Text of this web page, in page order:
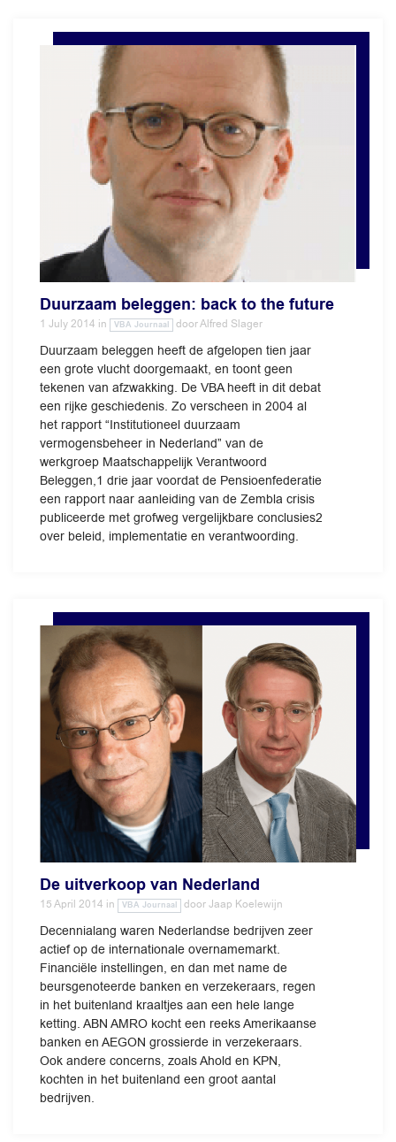
Duurzaam beleggen: back to the future
1 July 2014 in VBA Journaal doorAlfred Slager
Duurzaam beleggen heeft de afgelopen tien jaar
een grote vlucht doorgemaakt, en toont geen
tekenen van afzwakking. De VBA heeft in dit debat
een rijke geschiedenis. Zo verscheen in 2004 al
het rapport “Institutioneel duurzaam
vermogensbeheer in Nederland” van de
werkgroep Maatschappelijk Verantwoord
Beleggen,1 drie jaar voordat de Pensioenfederatie
een rapport naar aanleiding van de Zembla crisis
publiceerde met grofweg vergelijkbare conclusies2
over beleid, implementatie en verantwoording.
De uitverkoop van Nederland
15 April 2014 in VBA Journaal doorJaap Koelewijn
Decennialang waren Nederlandse bedrijven zeer
actief op de internationale overnamemarkt.
Financiële instellingen, en dan met name de
beursgenoteerde banken en verzekeraars, regen
in het buitenland kraaltjes aan een hele lange
ketting. ABN AMRO kocht een reeks Amerikaanse
banken en AEGON grossierde in verzekeraars.
Ook andere concerns, zoals Ahold en KPN,
kochten in het buitenland een groot aantal
bedrijven.